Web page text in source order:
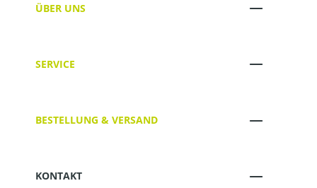
ÜBER UNS
SERVICE
BESTELLUNG & VERSAND
KONTAKT